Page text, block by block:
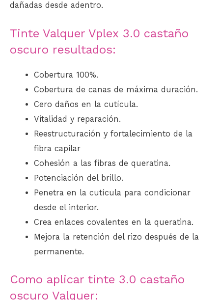
dañadas desde adentro.
Tinte Valquer Vplex 3.0 castaño
oscuro resultados:
Cobertura 100%.
Cobertura de canas de máxima duración.
Cero daños en la cutícula.
Vitalidad y reparación.
Reestructuración y fortalecimiento de la
fibra capilar
Cohesión a las fibras de queratina.
Potenciación del brillo.
Penetra en la cutícula para condicionar
desde el interior.
Crea enlaces covalentes en la queratina.
Mejora la retención del rizo después de la
permanente.
Como aplicar tinte 3.0 castaño
oscuro Valquer: